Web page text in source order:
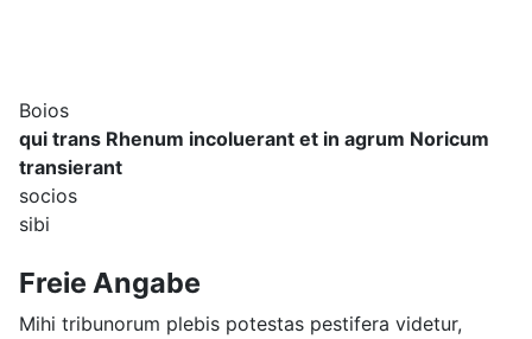
Boios
qui trans Rhenum incoluerant et in agrum Noricum
transierant
socios
sibi
Freie Angabe
Mihi tribunorum plebis potestas pestifera videtur,